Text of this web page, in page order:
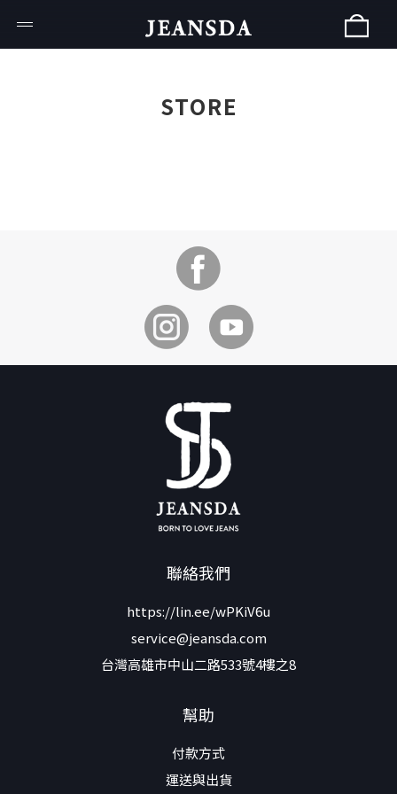
STORE
聯絡我們
https://lin.ee/wPKiV6u
service@jeansda.com
台灣高雄市中山二路533號4樓之8
幫助
付款方式
運送與出貨